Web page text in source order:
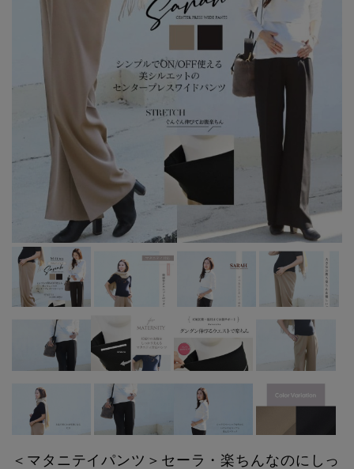
＜マタニテイパンツ＞セーラ・楽ちんなのにしっ